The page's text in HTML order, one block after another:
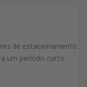
de estacionamento.
um período curto